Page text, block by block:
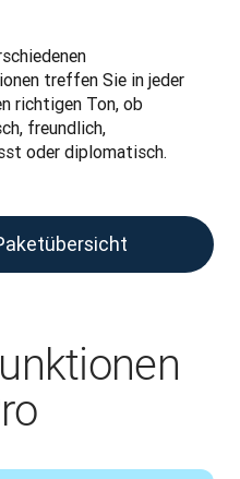
treffen Sie in jeder
richtigen Ton, ob
freundlich,
oder diplomatisch.